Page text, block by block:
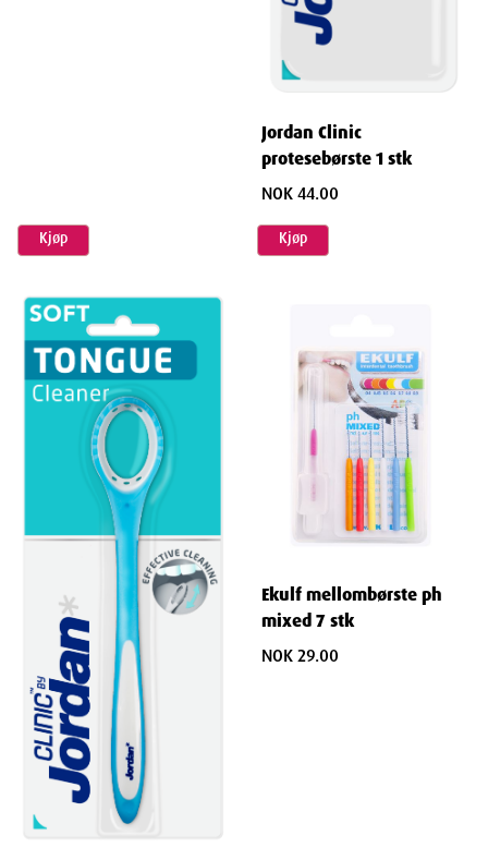
Kjøp
Jordan Clinic
protesebørste 1 stk
NOK 44.00
Kjøp
Ekulf mellombørste ph
mixed 7 stk
NOK 29.00